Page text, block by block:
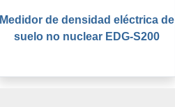
Medidor de densidad eléctrica de
suelo no nuclear EDG-S200